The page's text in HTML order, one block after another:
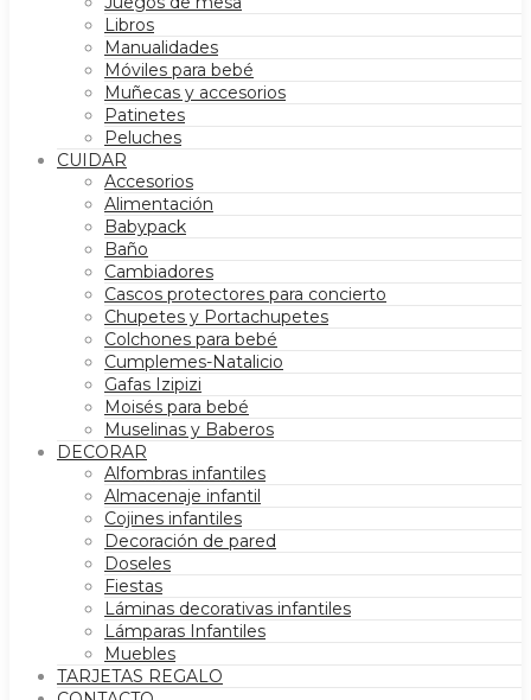
Libros
Manualidades
Móviles para bebé
Muñecas y accesorios
Patinetes
Peluches
CUIDAR
Accesorios
Alimentación
Babypack
Baño
Cambiadores
Cascos protectores para concierto
Chupetes y Portachupetes
Colchones para bebé
Cumplemes-Natalicio
Gafas Izipizi
Moisés para bebé
Muselinas y Baberos
DECORAR
Alfombras infantiles
Almacenaje infantil
Cojines infantiles
Decoración de pared
Doseles
Fiestas
Láminas decorativas infantiles
Lámparas Infantiles
Muebles
TARJETAS REGALO